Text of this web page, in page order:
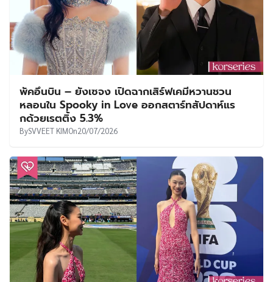
พัคอึนบิน – ยังเซจง เปิดฉากเสิร์ฟเคมีหวานชวน
หลอนใน Spooky in Love ออกสตาร์ทสัปดาห์แร
กด้วยเรตติ้ง 5.3%
BySVVEET KIMOn20/07/2026